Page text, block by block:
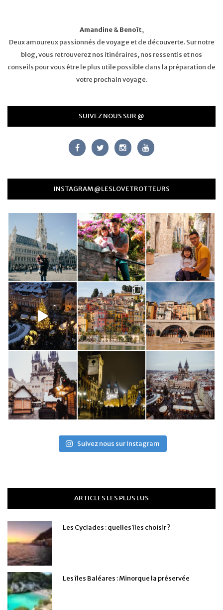
Amandine&Benoît,
Deux amoureux passionnés de voyage et de découverte. Sur notre
blog, vous retrouverez nos itinéraires, nos ressentis et nos
conseils pour vous être le plus utile possible dans la préparation de
votre prochain voyage.
SUIVEZ NOUS SUR @
INSTAGRAM @LESLOVETROTTEURS
Suivez nous sur Instagram
ARTICLES LES PLUS LUS
Les Cyclades : quelles îles choisir ?
Les îles Baléares : Minorque la préservée